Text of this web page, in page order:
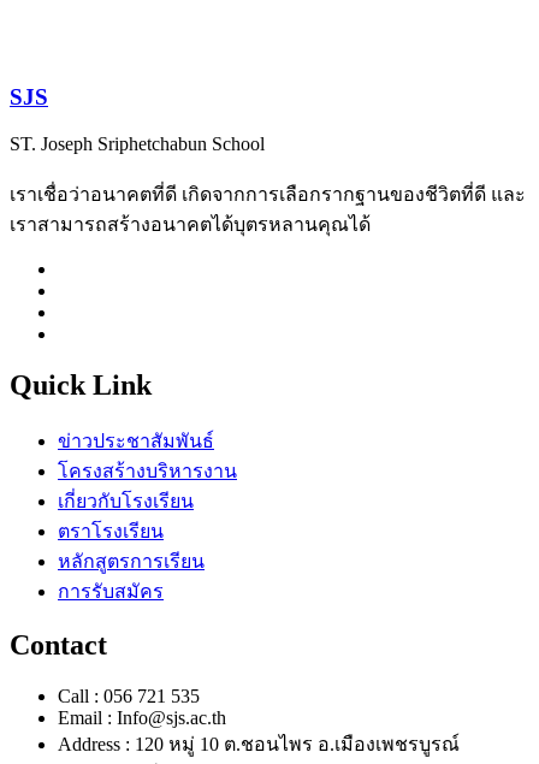
SJS
ST. Joseph Sriphetchabun School
เราเชื่อว่าอนาคตที่ดี เกิดจากการเลือกรากฐานของชีวิตที่ดี และ
เราสามารถสร้างอนาคตได้บุตรหลานคุณได้
Quick Link
ข่าวประชาสัมพันธ์
โครงสร้างบริหารงาน
เกี่ยวกับโรงเรียน
ตราโรงเรียน
หลักสูตรการเรียน
การรับสมัคร
Contact
Call : 056 721 535
Email : Info@sjs.ac.th
Address : 120 หมู่ 10 ต.ชอนไพร อ.เมืองเพชรบูรณ์